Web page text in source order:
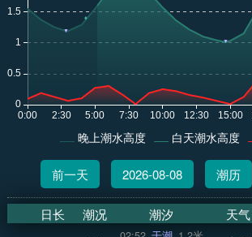
晚上潮水高度 白天潮水高度
前一天 2026-08-08 潮历
日长 潮况 潮汐 天气